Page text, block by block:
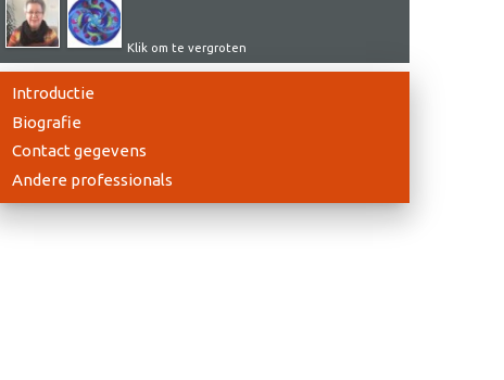
Klik om te vergroten
Introductie
Biografie
Contact gegevens
Andere professionals